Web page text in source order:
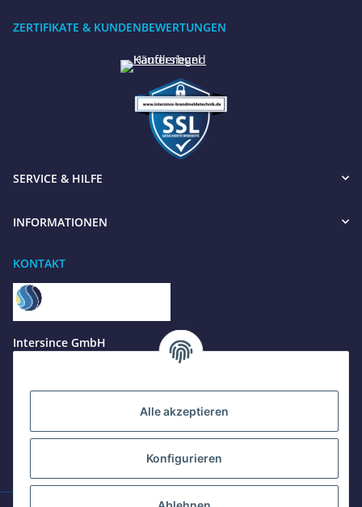
Wir sind gerne für Sie da
Jetzt anrufen
+49 8679 984969 - 0
werktags Mo–Fr 8:30–17:00 Uhr
WhatsApp
+49 162 5669885
E-Mail schreiben
shop@intersince.de
ZERTIFIKATE & KUNDENBEWERTUNGEN
SERVICE & HILFE
INFORMATIONEN
KONTAKT
Intersince GmbH
84508 Burgkirchen a.d.Alz
Mo-Fr: 8:30 - 17:00 Uhr
Alle akzeptieren
Konfigurieren